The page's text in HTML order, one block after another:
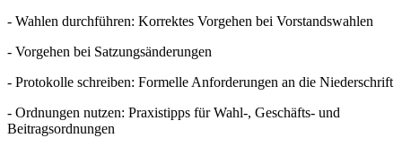
- Wahlen durchführen: Korrektes Vorgehen bei Vorstandswahlen
- Vorgehen bei Satzungsänderungen
- Protokolle schreiben: Formelle Anforderungen an die Niederschrift
- Ordnungen nutzen: Praxistipps für Wahl-, Geschäfts- und
Beitragsordnungen